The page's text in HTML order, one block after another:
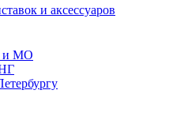
и аксессуаров
и МО